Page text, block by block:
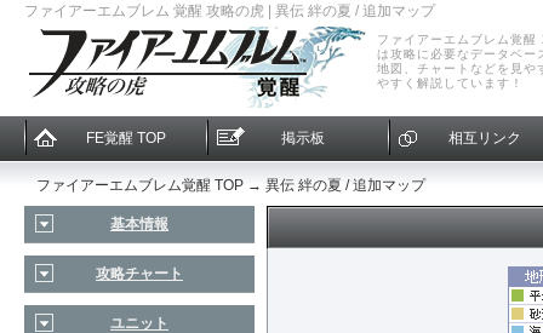
ファイアーエムブレム 覚醒 攻略の虎 | 異伝 絆の夏 / 追加マップ
ファイアーエムブレム覚醒
は攻略に必要なデータベー
地図、チャートなどを見や
やすく解説しています！
ファイアーエムブレム覚醒 TOP → 異伝 絆の夏 / 追加マップ
基本情報
攻略チャート
ユニット
FE覚醒 TOP 掲示板 相互リンク